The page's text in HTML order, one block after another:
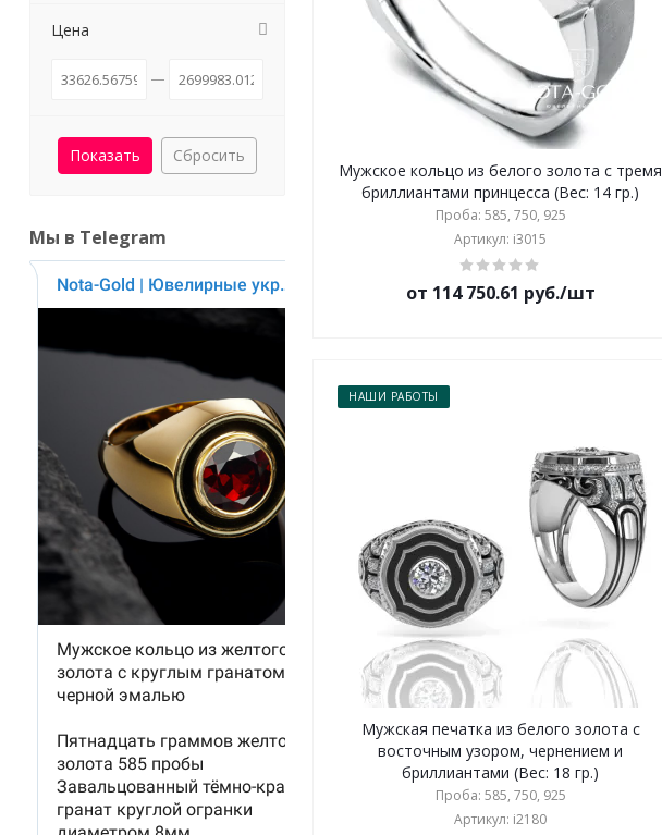
Мужское кольцо из белого золота с тремя
бриллиантами принцесса (Вес: 14 гр.)
Проба: 585, 750, 925
Артикул: i3015
от 114 750.61 руб./шт
НАШИ РАБОТЫ
Мужская печатка из белого золота с
восточным узором, чернением и
бриллиантами (Вес: 18 гр.)
Проба: 585, 750, 925
Артикул: i2180
Цена
Сбросить
Мы в Telegram